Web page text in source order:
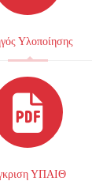
Υλοποίησης
ΥΠΑΙΘ